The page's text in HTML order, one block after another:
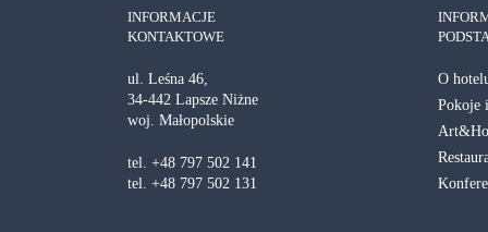
INFORMACJE
KONTAKTOWE
ul. Leśna 46,
34-442 Lapsze Niżne
woj. Małopolskie
tel. +48 797 502 141
tel. +48 797 502 131
O
Pokoje